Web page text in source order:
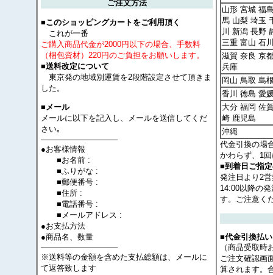
ご注文方法
■このショッピングカートをご利用頂く
これが一番
ご購入商品代金が2000円以下の場合、手数料
（梱包資材）220円のご負担をお願いします。
■送料改定について
東京発の地域別運賃を2段階設定させて頂きま
した。
■メール
メールに以下を記入し、メールを送信してくだ
さい｡
──────────────
●お客様情報
■お名前 :
■ふりがな :
■郵便番号 :
■住所 :
■電話番号 :
■メールアドレス :
●お支払方法
●商品名、数量
──────────────
※送料等の金額を含めた支払総額は、メールに
て返答致します
山形 宮城 福
馬 山梨 埼玉
川 新潟 長野
三重 富山 石
滋賀 奈良 京
兵庫
岡山 鳥取 島
香川 徳島 愛
大分 福岡 佐
崎 鹿児島
沖縄
代金引換の場
かわらず、1
■到着日ご指
発注日より2
14:00以降の
す。ご注意く
■代金引換払い
（商品受取時
ご注文確認画
算されます。